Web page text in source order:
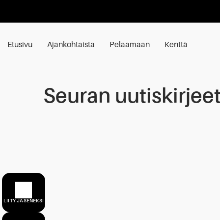
Etusivu Ajankohtaista Pelaamaan Kenttä
LIITY JÄSENEKSI
Seuran